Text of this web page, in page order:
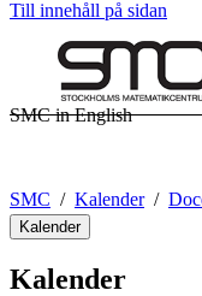
Till innehåll på sidan
SMC in English
SMC Kalender
Kalender
Kalender